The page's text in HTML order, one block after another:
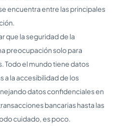
encuentra entre las principales
que la seguridad de la
preocupación solo para
Todo el mundo tiene datos
a la accesibilidad de los
datos confidenciales en
bancarias hasta las
cuidado, es poco.